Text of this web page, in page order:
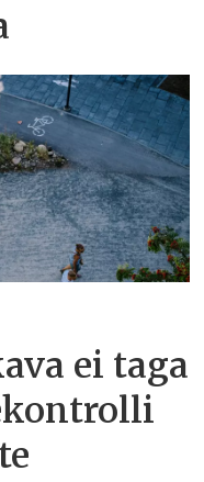
ei taga